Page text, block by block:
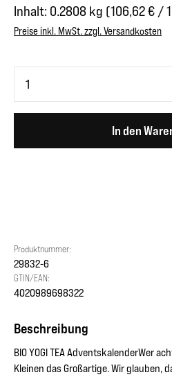
Inhalt: 0.2808 kg (106,62 € /
Preise inkl. MwSt. zzgl. Versandkosten
In den
Produktnummer:
29832-6
GTIN/EAN:
4020989698322
Beschreibung
BIO YOGI TEA AdventskalenderWer
Kleinen das Großartige. Wir glauben,